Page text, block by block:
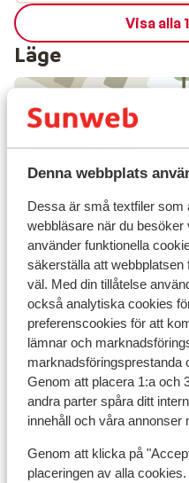
Denna webbplats
Dessa är små textfiler som
webbläsare när du besöker
använder funktionella
säkerställa att
väl. Med din tillåtelse
också analytiska cookies
preferenscookies för att
lämnar och
marknadsföringsprestanda
Genom att placera 1:a och
andra parter spåra ditt
innehåll och våra annonser
Genom att klicka på
placeringen av alla
Visa alla
Läge
I området
Avstånd till centrum: ca
Avstånd till pist ca 1,3
Avstånd till skidlift
Närmaste butiker ca
Liftkort/